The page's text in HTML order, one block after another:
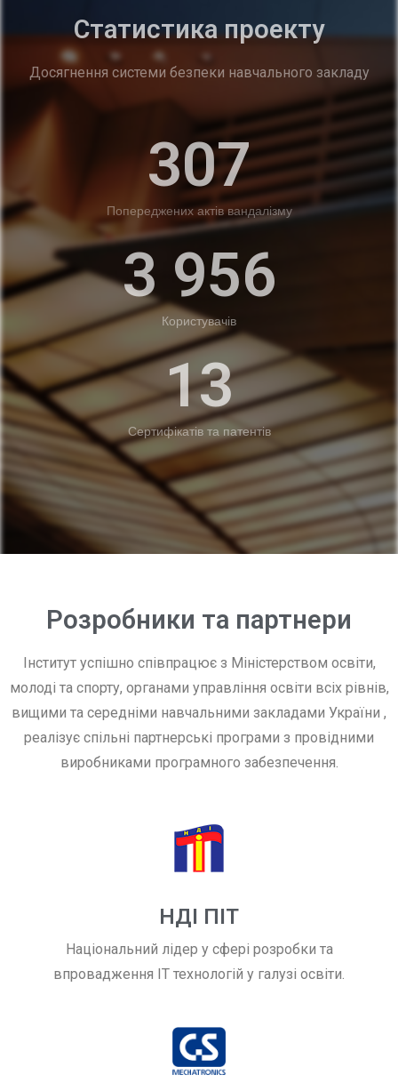
Статистика проекту
Досягнення системи безпеки навчального закладу
Попереджених актів вандалізму
415
Користувачів
4 300
Сертифікатів та патентів
15
Розробники та партнери
Інститут успішно співпрацює з Міністерством освіти,
молоді та спорту, органами управління освіти всіх рівнів,
вищими та середніми навчальними закладами України ,
реалізує спільні партнерські програми з провідними
виробниками програмного забезпечення.
НДІ ПІТ
Національний лідер у сфері розробки та
впровадження ІТ технологій у галузі освіти.